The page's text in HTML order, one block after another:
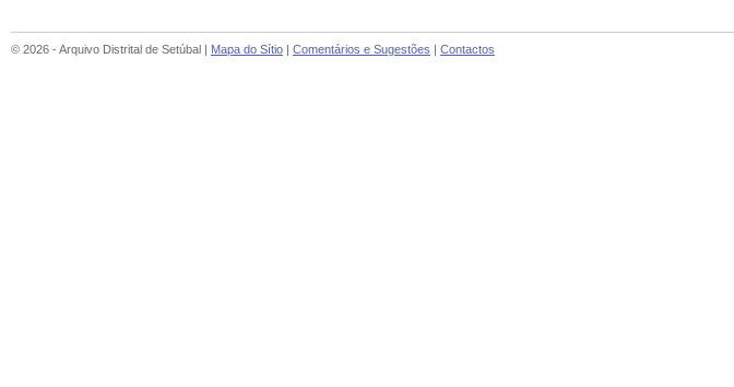
© 2026 - Arquivo Distrital de Setúbal | Mapa do Sítio Comentários e Sugestões Contactos